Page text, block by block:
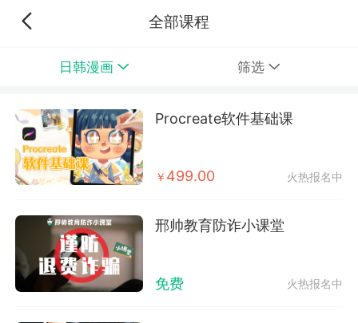
全部课程
日韩漫画 筛选
Procreate软件基础课
￥ 499.00 火热报名中
邢帅教育防诈小课堂
免费 火热报名中